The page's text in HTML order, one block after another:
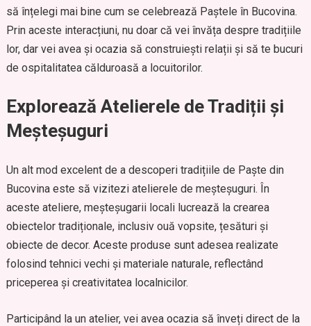
să înțelegi mai bine cum se celebrează Paștele în Bucovina.
Prin aceste interacțiuni, nu doar că vei învăța despre tradițiile
lor, dar vei avea și ocazia să construiești relații și să te bucuri
de ospitalitatea călduroasă a locuitorilor.
Explorează Atelierele de Tradiții și
Meșteșuguri
Un alt mod excelent de a descoperi tradițiile de Paște din
Bucovina este să vizitezi atelierele de meșteșuguri. În
aceste ateliere, meșteșugarii locali lucrează la crearea
obiectelor tradiționale, inclusiv ouă vopsite, țesături și
obiecte de decor. Aceste produse sunt adesea realizate
folosind tehnici vechi și materiale naturale, reflectând
priceperea și creativitatea localnicilor.
Participând la un atelier, vei avea ocazia să înveți direct de la